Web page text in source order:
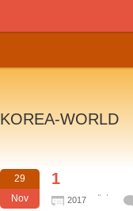
KOREA-WORLD
29
Nov
1
2017